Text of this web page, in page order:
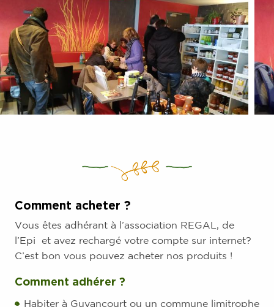
Comment acheter ?
Vous êtes adhérant à l’association REGAL, de
l’Epi et avez rechargé votre compte sur internet?
C’est bon vous pouvez acheter nos produits !
Comment adhérer ?
Habiter à Guyancourt ou un commune limitrophe